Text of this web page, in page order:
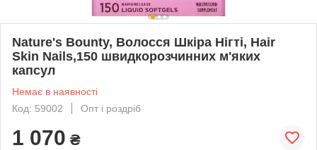
Nature's Bounty, Волосся Шкіра Нігті, Hair
Skin Nails,150 швидкорозчинних м'яких
капсул
Немає в наявності
Код: 59002
Опт і роздріб
1 070 ₴